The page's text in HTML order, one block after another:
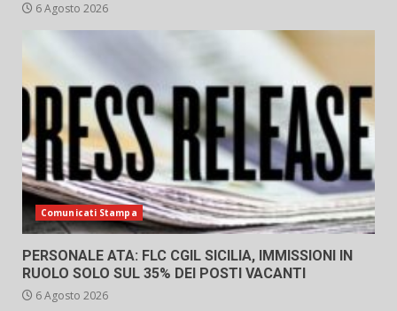
6 Agosto 2026
Comunicati Stampa
PERSONALE ATA: FLC CGIL SICILIA, IMMISSIONI IN
RUOLO SOLO SUL 35% DEI POSTI VACANTI
6 Agosto 2026